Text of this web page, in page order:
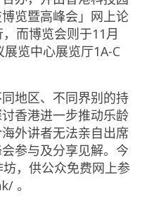
览暨高峰会」网上论
而博览会则于11月
览中心展览厅1A-C
地区、不同界别的持
香港进一步推动乐龄
外讲者无法亲自出席
参与及分享见解。今
，供公众免费网上参
。